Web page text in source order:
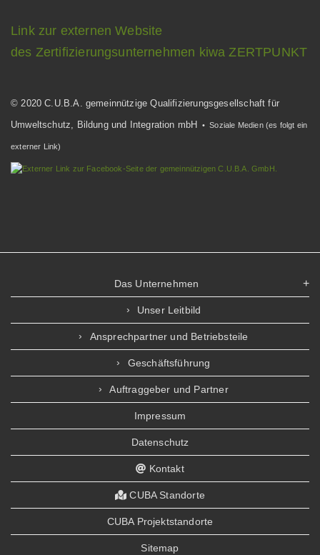
Link zur externen Website
des Zertifizierungsunternehmen kiwa ZERTPUNKT
© 2020 C.U.B.A. gemeinnützige Qualifizierungsgesellschaft für
Umweltschutz, Bildung und Integration mbH
• Soziale Medien (es folgt ein
externer Link)
Das Unternehmen
Unser Leitbild
Ansprechpartner und Betriebsteile
Geschäftsführung
Auftraggeber und Partner
Impressum
Datenschutz
Kontakt
CUBA Standorte
CUBA Projektstandorte
Sitemap